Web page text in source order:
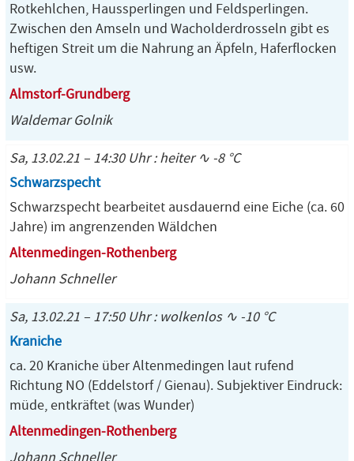
Rotkehlchen, Haussperlingen und Feldsperlingen.
Zwischen den Amseln und Wacholderdrosseln gibt es
heftigen Streit um die Nahrung an Äpfeln, Haferflocken
usw.
Almstorf-Grundberg
Waldemar Golnik
Sa, 13.02.21 – 14:30 Uhr : heiter ∿ -8 °C
Schwarzspecht
Schwarzspecht bearbeitet ausdauernd eine Eiche (ca. 60
Jahre) im angrenzenden Wäldchen
Altenmedingen-Rothenberg
Johann Schneller
Sa, 13.02.21 – 17:50 Uhr : wolkenlos ∿ -10 °C
Kraniche
ca. 20 Kraniche über Altenmedingen laut rufend
Richtung NO (Eddelstorf / Gienau). Subjektiver Eindruck:
müde, entkräftet (was Wunder)
Altenmedingen-Rothenberg
Johann Schneller